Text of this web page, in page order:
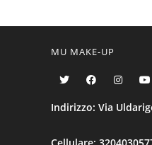
MU MAKE-UP
Indirizzo: Via